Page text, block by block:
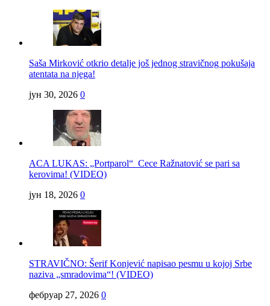
Saša Mirković otkrio detalje još jednog stravičnog pokušaja
atentata na njega!
јун 30, 2026 0
ACA LUKAS: „Portparol“ Cece Ražnatović se pari sa
kerovima! (VIDEO)
јун 18, 2026 0
STRAVIČNO: Šerif Konjević napisao pesmu u kojoj Srbe
naziva „smradovima“! (VIDEO)
фебруар 27, 2026 0